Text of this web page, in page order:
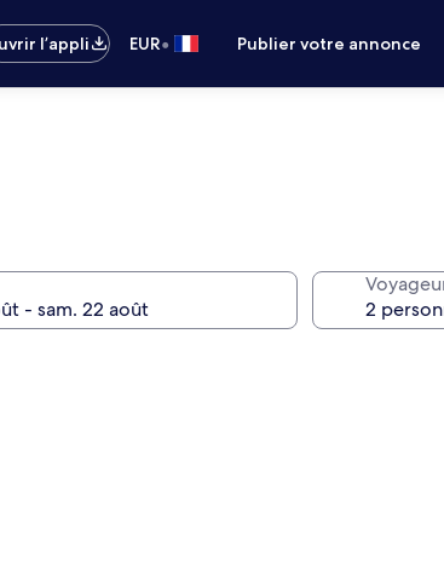
l’appli EUR• Publier votre annonce